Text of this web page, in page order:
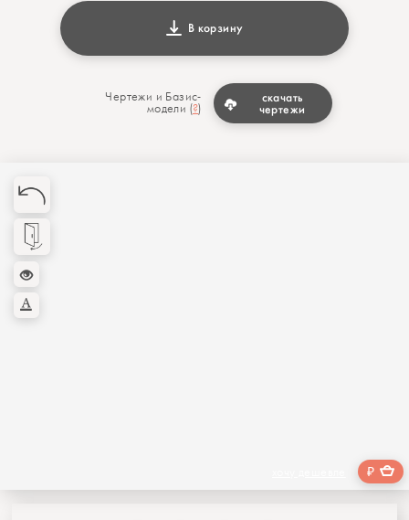
В корзину
Чертежи и Базис-
модели (?)
скачать
чертежи
₽